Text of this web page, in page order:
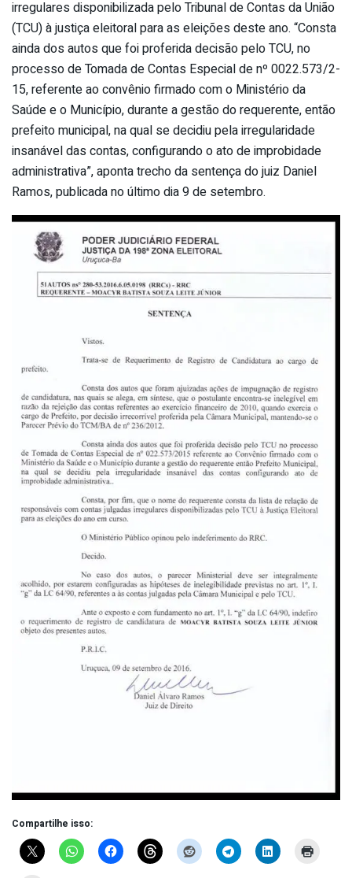
irregulares disponibilizada pelo Tribunal de Contas da União
(TCU) à justiça eleitoral para as eleições deste ano. “Consta
ainda dos autos que foi proferida decisão pelo TCU, no
processo de Tomada de Contas Especial de nº 0022.573/2-
15, referente ao convênio firmado com o Ministério da
Saúde e o Município, durante a gestão do requerente, então
prefeito municipal, na qual se decidiu pela irregularidade
insanável das contas, configurando o ato de improbidade
administrativa”, aponta trecho da sentença do juiz Daniel
Ramos, publicada no último dia 9 de setembro.
Compartilhe isso: